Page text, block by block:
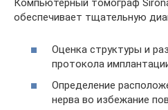
Компьютерный томограф
обеспечивает тщательную
Оценка структуры и
протокола
Определение
нерва во избежание